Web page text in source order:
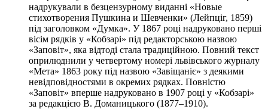
надрукували в безцензурному виданні «Новые
стихотворения Пушкина и Шевченки» (Лейпціг, 1859)
під заголовком «Думка». У 1867 році надруковано перші
вісім рядків у «Кобзарі» під редакторською назвою
«Заповіт», яка відтоді стала традиційною. Повний текст
оприлюднили у четвертому номері львівського журналу
«Мета» 1863 року під назвою «Завіщаніє» з деякими
невідповідностями в окремих рядках. Повністю
«Заповіт» вперше надруковано в 1907 році у «Кобзарі»
за редакцією В. Доманицького (1877–1910).